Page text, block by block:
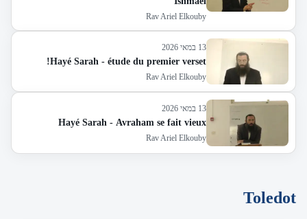
Rav Ariel Elkouby
13 במאי 2026
Hayé Sarah - étude du premier verset!
Rav Ariel Elkouby
13 במאי 2026
Hayé Sarah - Avraham se fait vieux
Rav Ariel Elkouby
Toledot